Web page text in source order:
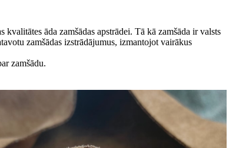
āda zamšādas apstrādei. Tā kā zamšāda ir valsts
zamšādas izstrādājumus, izmantojot vairākus
zamšādu.